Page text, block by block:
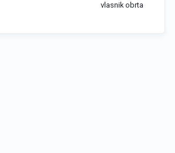
vlasnik obrta